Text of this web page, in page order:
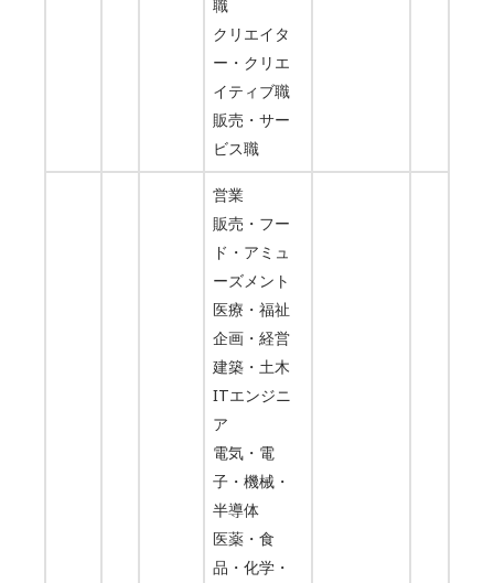
職
クリエイタ
ー・クリエ
イティブ職
販売・サー
ビス職
営業
販売・フー
ド・アミュ
ーズメント
医療・福祉
企画・経営
建築・土木
ITエンジニ
ア
電気・電
子・機械・
半導体
医薬・食
品・化学・